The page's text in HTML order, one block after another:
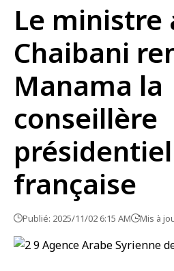
Le ministre
Chaibani
Manama la
conseillère
française
Publié: 2025/11/02 6:15 AM Mis à